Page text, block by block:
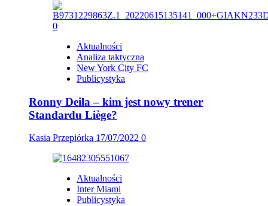
Aktualności
Analiza taktyczna
New York City FC
Publicystyka
Ronny Deila – kim jest nowy trener
Standardu Liège?
Kasia Przepiórka 17/07/2022 0
Aktualności
Inter Miami
Publicystyka